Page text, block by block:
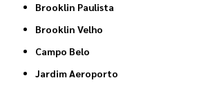
Brooklin Paulista
Brooklin Velho
Campo Belo
Jardim Aeroporto